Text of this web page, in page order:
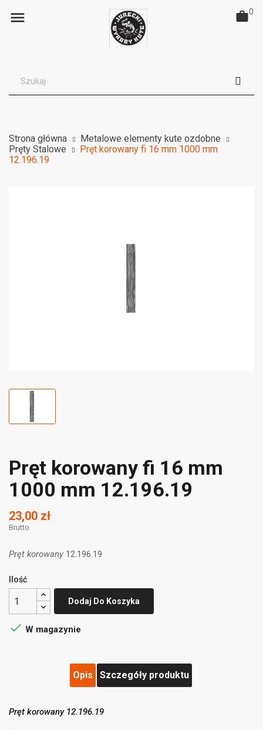
((title))
Zaloguj się
 0
Strona główna
Metalowe elementy kute ozdobne
Pręty Stalowe
Pręt korowany fi 16 mm 1000 mm
12.196.19
Pręt korowany fi 16 mm
1000 mm 12.196.19
23,00 zł
Brutto
Pręt korowany 12.196.19
Ilość
Dodaj Do Koszyka
 W magazynie
Opis Szczegóły produktu
Pręt korowany 12.196.19